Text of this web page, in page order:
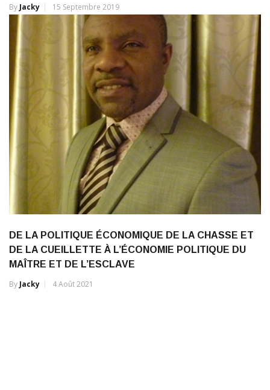
By Jacky 15 Septembre 2019
DE LA POLITIQUE ÉCONOMIQUE DE LA CHASSE ET
DE LA CUEILLETTE À L’ÉCONOMIE POLITIQUE DU
MAÎTRE ET DE L’ESCLAVE
By Jacky 4 Août 2021